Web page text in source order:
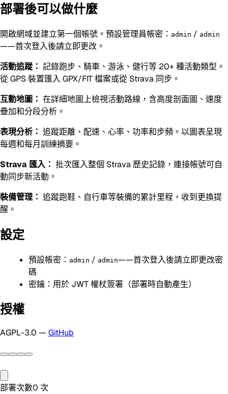
部署後可以做什麼
開啟網域並建立第一個帳號。預設管理員帳密： admin / admin
——首次登入後請立即更改。
活動追蹤： 記錄跑步、騎車、游泳、健行等 20+ 種活動類型。
從 GPS 裝置匯入 GPX/FIT 檔案或從 Strava 同步。
互動地圖： 在詳細地圖上檢視活動路線，含高度剖面圖、速度
疊加和分段分析。
表現分析： 追蹤距離、配速、心率、功率和步頻。以圖表呈現
每週和每月訓練摘要。
Strava 匯入： 批次匯入整個 Strava 歷史記錄，連接帳號可自
動同步新活動。
裝備管理： 追蹤跑鞋、自行車等裝備的累計里程，收到更換提
醒。
設定
預設帳密： admin / admin——首次登入後請立即更改密
碼
密鑰：用於 JWT 權杖簽署（部署時自動產生）
授權
AGPL-3.0 — GitHub
部署次數0 次